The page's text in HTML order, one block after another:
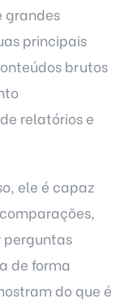
grandes
principais
brutos
relatórios e
ele é capaz
perguntas
de forma
do que é